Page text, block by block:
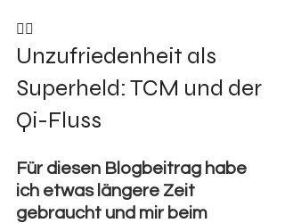
Unzufriedenheit als
Superheld: TCM und der
Qi-Fluss
Für diesen Blogbeitrag habe
ich etwas längere Zeit
gebraucht und mir beim